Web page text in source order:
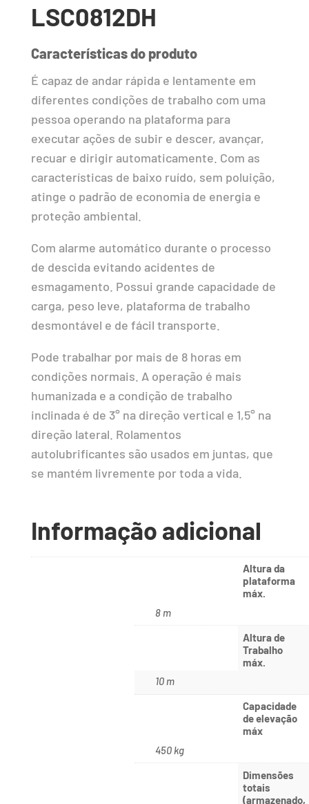
LSC0812DH
Características do produto
É capaz de andar rápida e lentamente em
diferentes condições de trabalho com uma
pessoa operando na plataforma para
executar ações de subir e descer, avançar,
recuar e dirigir automaticamente. Com as
características de baixo ruído, sem poluição,
atinge o padrão de economia de energia e
proteção ambiental.
Com alarme automático durante o processo
de descida evitando acidentes de
esmagamento. Possui grande capacidade de
carga, peso leve, plataforma de trabalho
desmontável e de fácil transporte.
Pode trabalhar por mais de 8 horas em
condições normais. A operação é mais
humanizada e a condição de trabalho
inclinada é de 3° na direção vertical e 1,5° na
direção lateral. Rolamentos
autolubrificantes são usados ​​em juntas, que
se mantém livremente por toda a vida.
Informação adicional
Altura da
plataforma
máx.
8 m
Altura de
Trabalho
máx.
10 m
Capacidade
de elevação
máx
450 kg
Dimensões
totais
(armazenado,